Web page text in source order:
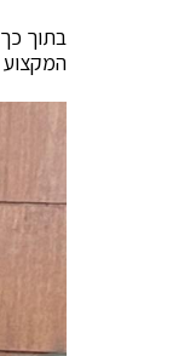
בתוך
המקצוע